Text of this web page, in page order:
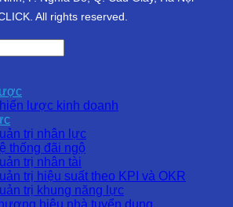
All rights reserved.
lược kinh doanh
trị nhân lực
thống đãi ngộ
trị nhân tài
trị hiệu suất theo KPI và OKR
trị khung năng lực